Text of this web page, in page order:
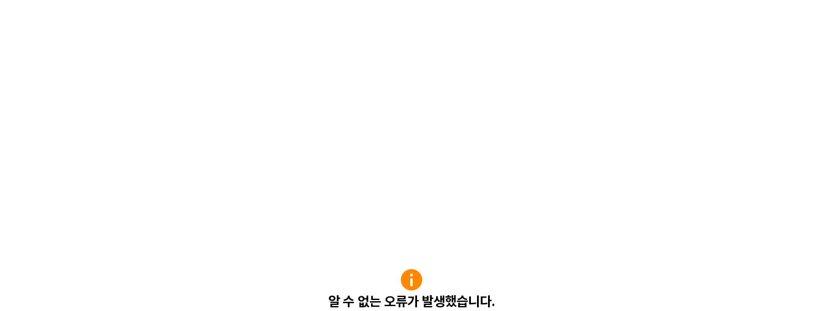
알 수 없는 오류가 발생했습니다.